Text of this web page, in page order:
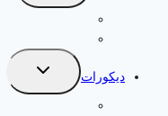
الفرعية
ديكورات
تبديل
الفرعية